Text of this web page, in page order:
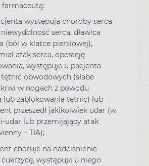
występują choroby serca,
serca, dławica
(ból w klatce piersiowej),
atak serca, operację
występuje u pacjenta
obwodowych (słabe
krwi w nogach z powodu
lub zablokowania tętnic) lub
przeszedł jakikolwiek udar (w
udar lub przemijający atak
– TIA);
choruje na nadciśnienie
występuje u niego